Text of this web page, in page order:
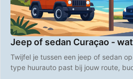
Jeep of sedan Curaçao -
Twijfel je tussen een jeep of sedan
type huurauto past bij jouw route,